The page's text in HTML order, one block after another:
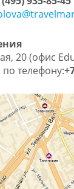
20 (офис
по телефону: